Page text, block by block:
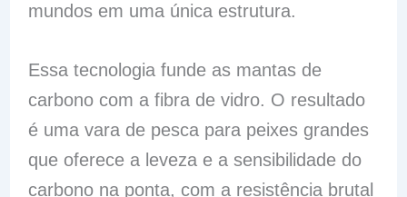
mundos em uma única estrutura.
Essa tecnologia funde as mantas de
carbono com a fibra de vidro. O resultado
é uma vara de pesca para peixes grandes
que oferece a leveza e a sensibilidade do
carbono na ponta, com a resistência brutal